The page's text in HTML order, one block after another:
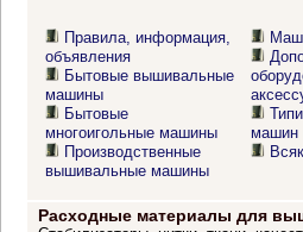
Правила, информация,
объявления
Бытовые вышивальные
машины
Бытовые
многоигольные машины
Производственные
вышивальные машины
машин
Расходные материалы для